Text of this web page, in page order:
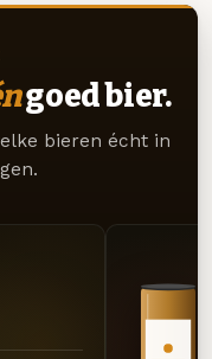
goed bier.
bieren écht in